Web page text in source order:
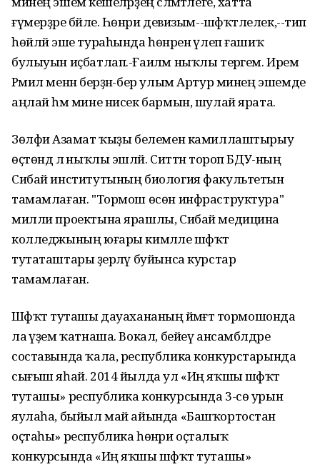
ғүмерҙәре бәйле. Һөнәри девизым--шәфҡәтлелек,--тип
һөйләй эше тураһында һөнәренә үлеп ғашиҡ
булыуын иҫбатлап.-Ғаиләм ныҡлы терәгем. Ирем
Рәмил менән берҙән-бер улым Артур минең эшемде
аңлай һәм мине нисек бармын, шулай ярата.
Зөлфиә Азамат ҡыҙы белемен камиллаштырыу
өҫтөндә лә ныҡлы эшләй. Ситтән тороп БДУ-ның
Сибай институтының биология факультетын
тамамлаған. "Тормош өсөн инфраструктура"
милли проектына ярашлы, Сибай медицина
колледжының юғары кимәлле шәфҡәт
тутаташтары әҙерләү буйынса курстар
тамамлаған.
Шәфҡәт туташы дауахананың йәмәғәт тормошонда
ла әүҙем ҡатнаша. Вокал, бейеү ансамблдәре
составында ҡала, республика конкурстарында
сығыш яһай. 2014 йылда ул «Иң яҡшы шәфҡәт
туташы» республика конкурсында 3-сө урын
яулаһа, быйыл май айында «Башҡортостан
оҫтаһы» республика һөнәри оҫталыҡ
конкурсында «Иң яҡшы шәфҡәт туташы»